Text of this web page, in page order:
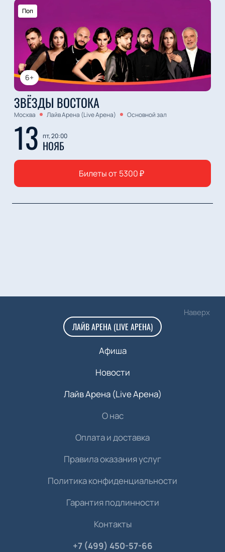
6+
Поп
ЗВЁЗДЫ ВОСТОКА
Москва Лайв Арена (Live Арена) Основной зал
13 пт, 20:00
НОЯБ
Билеты от 5300₽
Наверх
ЛАЙВ АРЕНА (LIVE АРЕНА)
Афиша
Новости
Лайв Арена (Live Арена)
О нас
Оплата и доставка
Правила оказания услуг
Политика конфиденциальности
Гарантия подлинности
Контакты
+7 (499) 450-57-66